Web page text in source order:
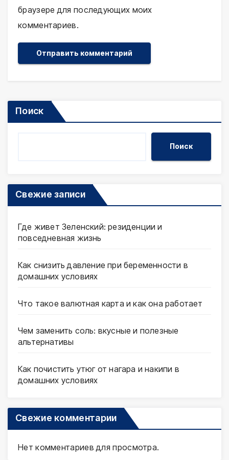
браузере для последующих моих
комментариев.
Поиск
Поиск
Свежие записи
Где живет Зеленский: резиденции и
повседневная жизнь
Как снизить давление при беременности в
домашних условиях
Что такое валютная карта и как она работает
Чем заменить соль: вкусные и полезные
альтернативы
Как почистить утюг от нагара и накипи в
домашних условиях
Свежие комментарии
Нет комментариев для просмотра.